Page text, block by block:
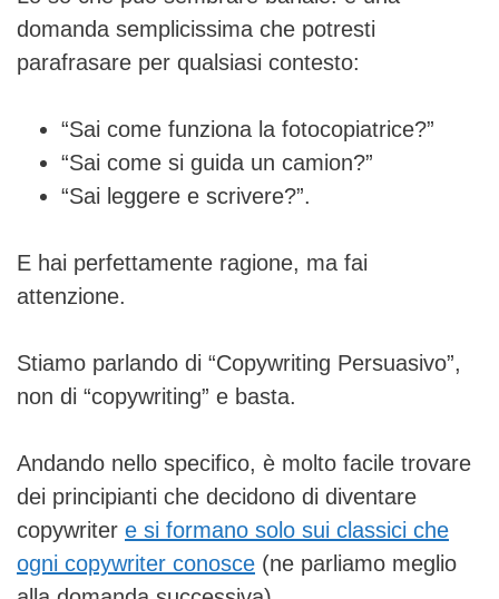
domanda semplicissima che potresti
parafrasare per qualsiasi contesto:
“Sai come funziona la fotocopiatrice?”
“Sai come si guida un camion?”
“Sai leggere e scrivere?”.
E hai perfettamente ragione, ma fai
attenzione.
Stiamo parlando di “Copywriting Persuasivo”,
non di “copywriting” e basta.
Andando nello specifico, è molto facile trovare
dei principianti che decidono di diventare
copywriter e si formano solo sui classici che
ogni copywriter conosce (ne parliamo meglio